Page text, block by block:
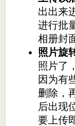
出出来
进行批
相册封
照片旋
照片了
因为有
删除，
后出现
要上传